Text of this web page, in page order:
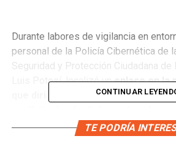
Durante labores de vigilancia en
personal de la Policía Cibernética de
Seguridad y Protección Ciudadana de
Luis Potosí, localizó unenlace en la
que dirigía a una carpeta con
CONTINUAR
TE PODRÍA